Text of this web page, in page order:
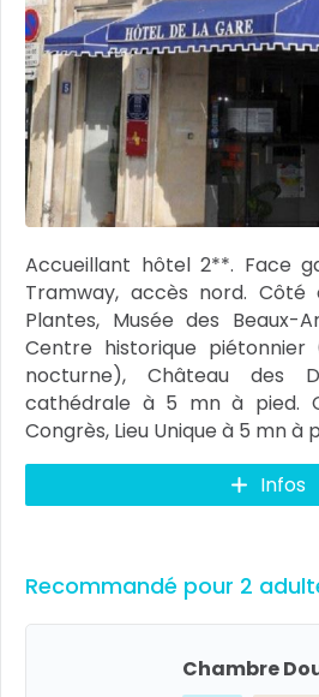
Accueillant hôtel 2**. Face
Tramway, accès nord.
Plantes, Musée des
Centre historique piétonnier
nocturne), Château des
cathédrale à 5 mn à pied.
Congrès, Lieu Unique à 5 mn à
Infos
Recommandé pour 2
Chambre